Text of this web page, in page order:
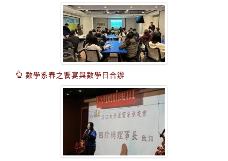
數學系春之饗宴與數學日合辦